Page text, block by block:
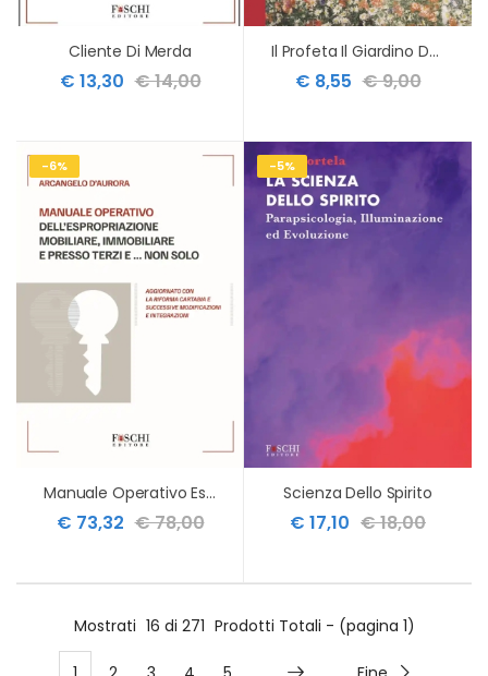
Cliente Di Merda
€ 13,30 € 14,00
Il Profeta Il Giardino Del Profeta
€ 8,55 € 9,00
-6%
Manuale Operativo Espropriazione Mobil.
€ 73,32 € 78,00
-5%
Scienza Dello Spirito
€ 17,10 € 18,00
Mostrati 16 di 271 Prodotti Totali - (pagina 1)